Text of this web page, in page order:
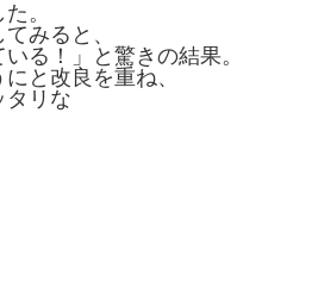
。
みると、
る！」と驚きの結果。
と改良を重ね、
タリな